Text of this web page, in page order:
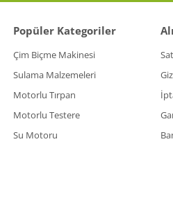
Popüler Kategoriler
Çim Biçme Makinesi
Sulama Malzemeleri
Motorlu Tırpan
Motorlu Testere
Su Motoru